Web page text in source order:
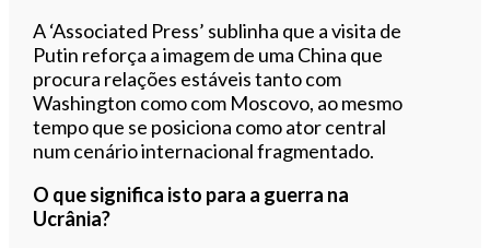
A ‘Associated Press’ sublinha que a visita de
Putin reforça a imagem de uma China que
procura relações estáveis tanto com
Washington como com Moscovo, ao mesmo
tempo que se posiciona como ator central
num cenário internacional fragmentado.
O que significa isto para a guerra na
Ucrânia?